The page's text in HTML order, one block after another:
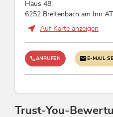
Eignung
Familien,
Einrichtungen
Hasen, Andere Tiere
Sport / Freizeit
Volleyball,
Haus 48,
6252 Breitenbach am Inn AT
Auf Karte anzeigen
ANRUFEN E-MAIL
Trust-You-